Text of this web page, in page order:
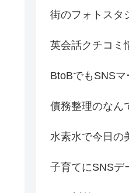
街のフォトスタ
英会話クチコミ
BtoBでもSNSマ
債務整理のなん
水素水で今日の
子育てにSNSデ